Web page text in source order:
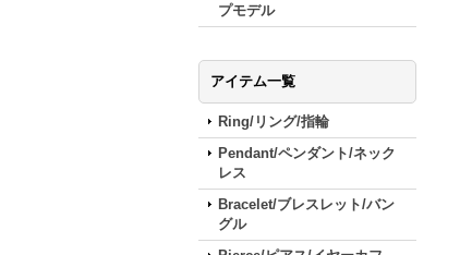
プモデル
アイテム一覧
Ring/リング/指輪
Pendant/ペンダント/ネック
レス
Bracelet/ブレスレット/バン
グル